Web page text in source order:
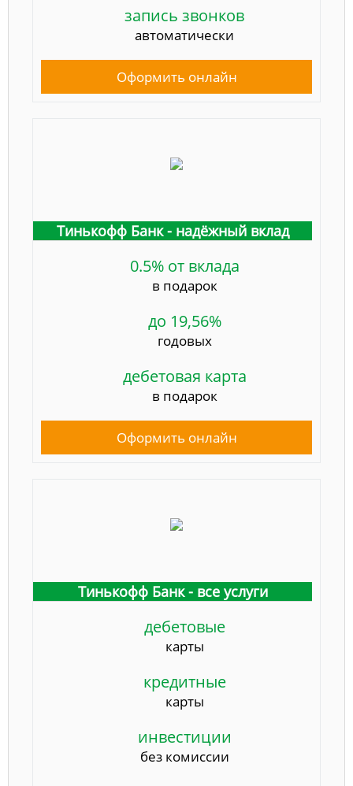
запись звонков
автоматически
Оформить онлайн
Тинькофф Банк - надёжный вклад
0.5% от вклада
в подарок
до 19,56%
годовых
дебетовая карта
в подарок
Оформить онлайн
Тинькофф Банк - все услуги
дебетовые
карты
кредитные
карты
инвестиции
без комиссии